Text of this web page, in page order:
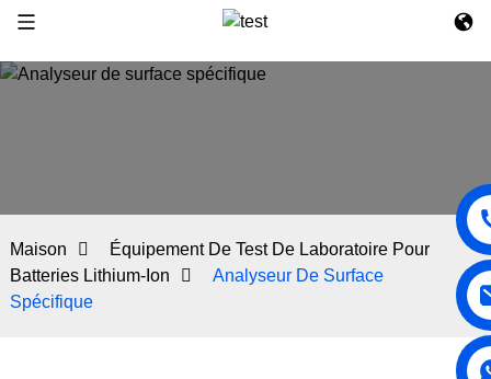
Maison
Équipement De Test De Laboratoire Pour
Batteries Lithium-Ion
Analyseur De Surface
Spécifique